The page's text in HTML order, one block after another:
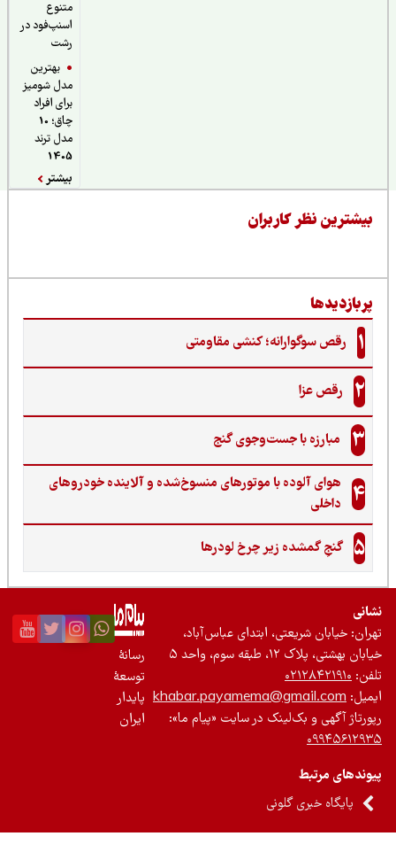
اسنپ‌فود در
بهترین
مدل شومیز
برای افراد
چاق؛ 10
مدل ترند
نظر کاربران
رقص سوگوارانه؛ کنشی مقاومتی
رقص عزا
مبارزه با جست‌وجوی گنج‌
هوای آلوده با موتورهای منسوخ‌شده و آلاینده خودروهای
داخلی
گنجِ گمشده زیر چرخ لودرها
خیابان شریعتی، ابتدای عباس‌آباد،
بهشتی، پلاک ۱۲، طبقه سوم، واحد ۵
۰۲۱۲۸۴۲۱۹۱۰
khabar.payamema@gmail.com
آگهی و بک‌لینک در سایت «پیام ما»:
مرتبط
پایگاه خبری گلونی
رسانۀ
توسعۀ
پایدار
ایران